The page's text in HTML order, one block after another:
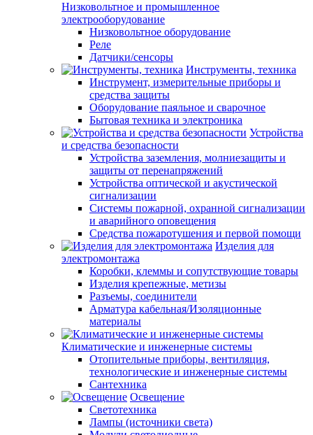
Низковольтное и промышленное
электрооборудование
Низковольтное оборудование
Реле
Датчики/сенсоры
Инструменты, техника
Инструмент, измерительные приборы и
средства защиты
Оборудование паяльное и сварочное
Бытовая техника и электроника
Устройства
и средства безопасности
Устройства заземления, молниезащиты и
защиты от перенапряжений
Устройства оптической и акустической
сигнализации
Системы пожарной, охранной сигнализации
и аварийного оповещения
Средства пожаротушения и первой помощи
Изделия для
электромонтажа
Коробки, клеммы и сопутствующие товары
Изделия крепежные, метизы
Разъемы, соединители
Арматура кабельная/Изоляционные
материалы
Климатические и инженерные системы
Отопительные приборы, вентиляция,
технологические и инженерные системы
Сантехника
Освещение
Светотехника
Лампы (источники света)